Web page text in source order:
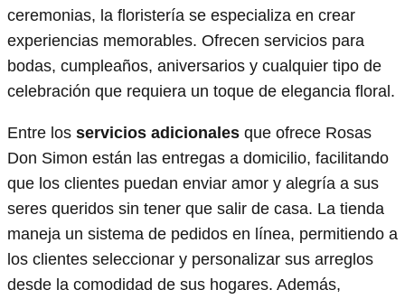
ceremonias, la floristería se especializa en crear
experiencias memorables. Ofrecen servicios para
bodas, cumpleaños, aniversarios y cualquier tipo de
celebración que requiera un toque de elegancia floral.
Entre los servicios adicionales que ofrece Rosas
Don Simon están las entregas a domicilio, facilitando
que los clientes puedan enviar amor y alegría a sus
seres queridos sin tener que salir de casa. La tienda
maneja un sistema de pedidos en línea, permitiendo a
los clientes seleccionar y personalizar sus arreglos
desde la comodidad de sus hogares. Además,